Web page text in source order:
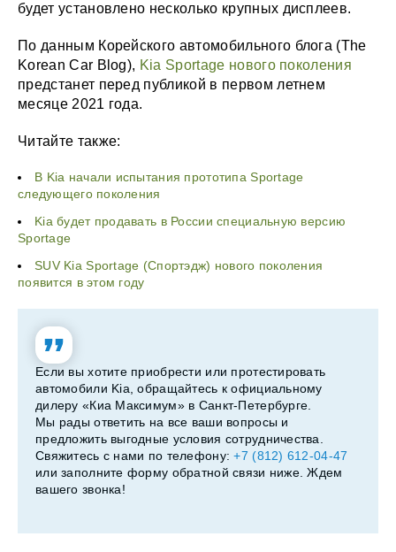
будет установлено несколько крупных дисплеев.
По данным Корейского автомобильного блога (The
Korean Car Blog), Kia Sportage нового поколения
предстанет перед публикой в первом летнем
месяце 2021 года.
Читайте также:
В Kia начали испытания прототипа Sportage
следующего поколения
Kia будет продавать в России специальную версию
Sportage
SUV Kia Sportage (Спортэдж) нового поколения
появится в этом году
Если вы хотите приобрести или протестировать
автомобили Kia, обращайтесь к официальному
дилеру «Киа Максимум» в Санкт-Петербурге.
Мы рады ответить на все ваши вопросы и
предложить выгодные условия сотрудничества.
Свяжитесь с нами по телефону:+7 (812) 612-04-47
или заполните форму обратной связи ниже. Ждем
вашего звонка!